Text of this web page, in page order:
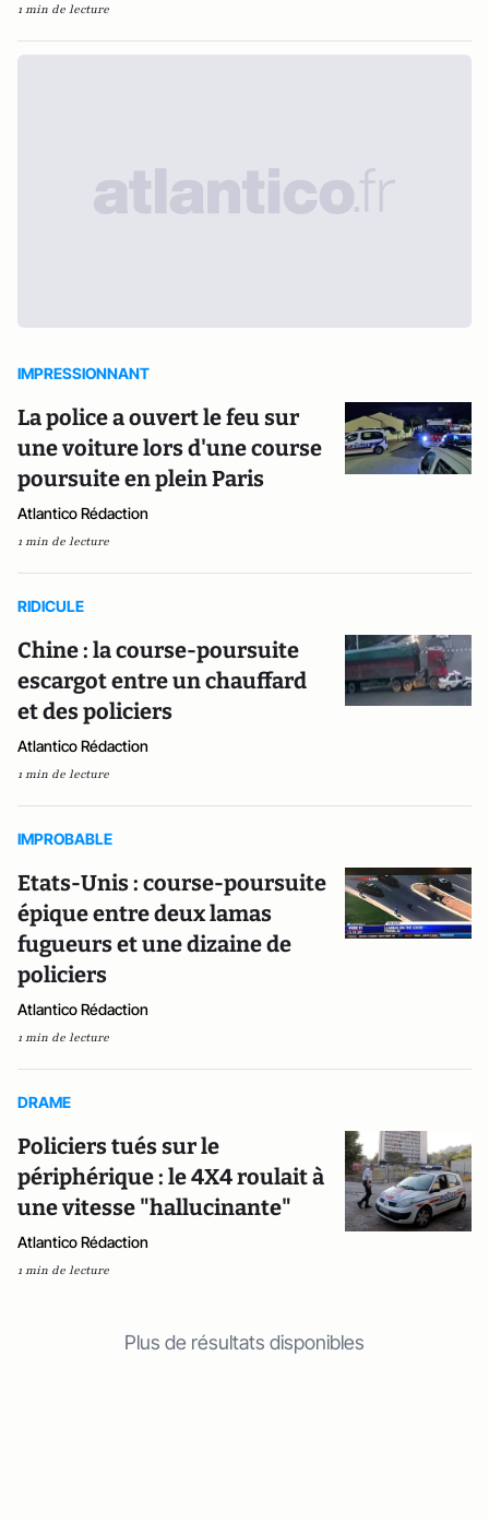
1 min de lecture
IMPRESSIONNANT
La police a ouvert le feu sur
une voiture lors d'une course
poursuite en plein Paris
Atlantico Rédaction
1 min de lecture
RIDICULE
Chine : la course-poursuite
escargot entre un chauffard
et des policiers
Atlantico Rédaction
1 min de lecture
IMPROBABLE
Etats-Unis : course-poursuite
épique entre deux lamas
fugueurs et une dizaine de
policiers
Atlantico Rédaction
1 min de lecture
DRAME
Policiers tués sur le
périphérique : le 4X4 roulait à
une vitesse "hallucinante"
Atlantico Rédaction
1 min de lecture
Plus de résultats disponibles